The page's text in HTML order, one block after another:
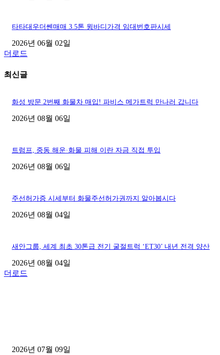
타타대우더쎈매매 3.5톤 윙바디가격 임대번호판시세
2026년 06월 02일
더로드
최신글
화성 방문 2번째 화물차 매입! 파비스 메가트럭 만나러 갑니다
2026년 08월 06일
트럼프, 중동 해운·화물 피해 이란 자금 직접 투입
2026년 08월 06일
주선허가증 시세부터 화물주선허가권까지 알아봅시다
2026년 08월 04일
새안그룹, 세계 최초 30톤급 전기 굴절트럭 ‘ET30’ 내년 전격 양산
2026년 08월 04일
더로드
2026년 07월 09일